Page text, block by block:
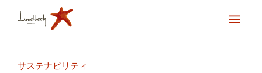
サステナビリティ